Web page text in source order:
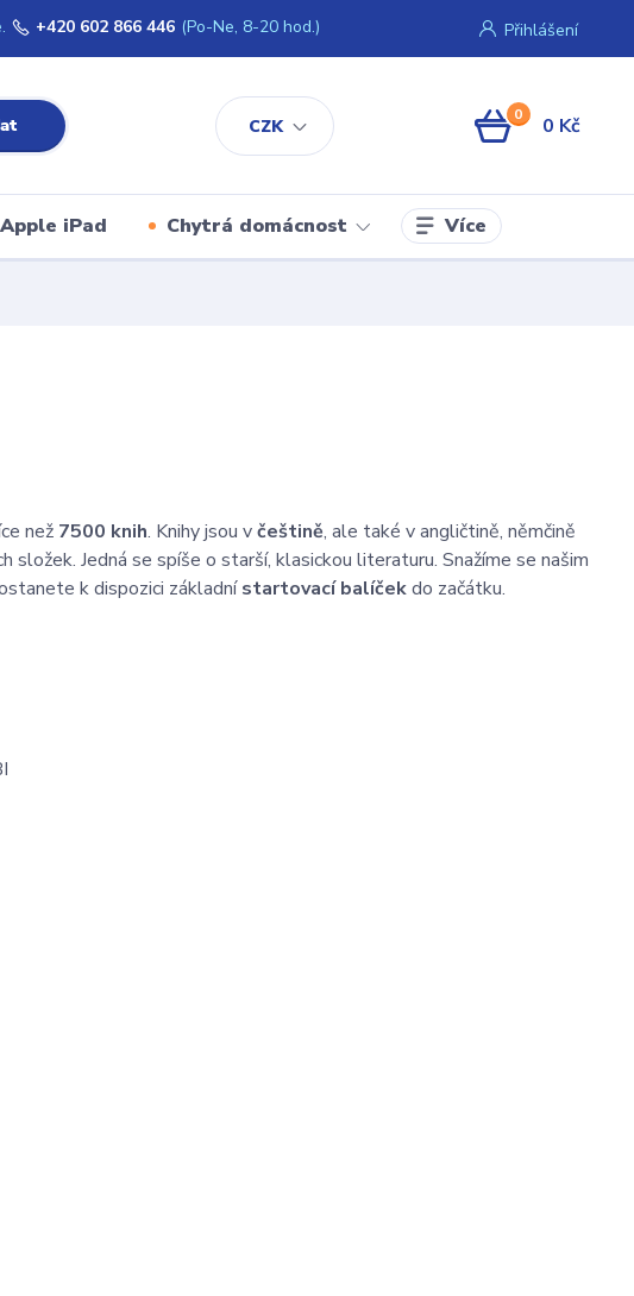
CZK
Přihlášení
+420 602 866 446 (Po-Ne, 8-20 hod.)
0 0 Kč
iPad Chytrá domácnost Více
než 7500 knih. Knihy jsou včeštině, ale také v angličtině, němčině
Jedná se spíše o starší, klasickou literaturu. Snažíme se našim
k dispozici základnístartovací balíčekdo začátku.